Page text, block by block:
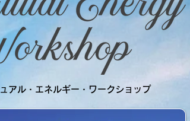
アル・エネルギー・ワークショップ